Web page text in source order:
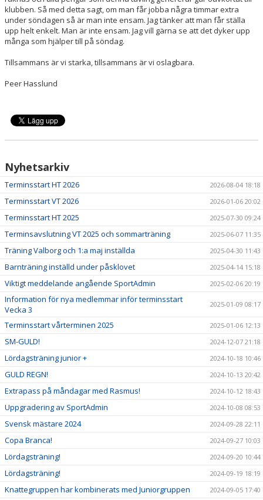
klubben. Så med detta sagt, om man får jobba några timmar extra
under söndagen så är man inte ensam. Jag tänker att man får ställa
upp helt enkelt. Man är inte ensam. Jag vill gärna se att det dyker upp
många som hjälper till på söndag.
Tillsammans är vi starka, tillsammans är vi oslagbara.
Peer Hasslund
Nyhetsarkiv
Terminsstart HT 2026 2026-08-04 18:18
Terminsstart VT 2026 2026-01-06 20:02
Terminsstart HT 2025 2025-07-30 09:24
Terminsavslutning VT 2025 och sommarträning 2025-06-07 11:35
Träning Valborg och 1:a maj inställda 2025-04-30 11:43
Barnträning inställd under påsklovet 2025-04-14 15:18
Viktigt meddelande angående SportAdmin 2025-02-06 20:19
Information för nya medlemmar inför terminsstart
Vecka 3
2025-01-09 08:17
Terminsstart vårterminen 2025 2025-01-06 12:13
SM-GULD! 2024-12-07 21:18
Lördagsträning junior + 2024-10-18 10:46
GULD REGN! 2024-10-13 20:42
Extrapass på måndagar med Rasmus! 2024-10-12 18:43
Uppgradering av SportAdmin 2024-10-08 08:53
Svensk mästare 2024 2024-09-28 22:11
Copa Branca! 2024-09-27 10:03
Lördagsträning! 2024-09-20 10:44
Lördagsträning! 2024-09-19 18:19
Knattegruppen har kombinerats med Juniorgruppen 2024-09-05 17:40